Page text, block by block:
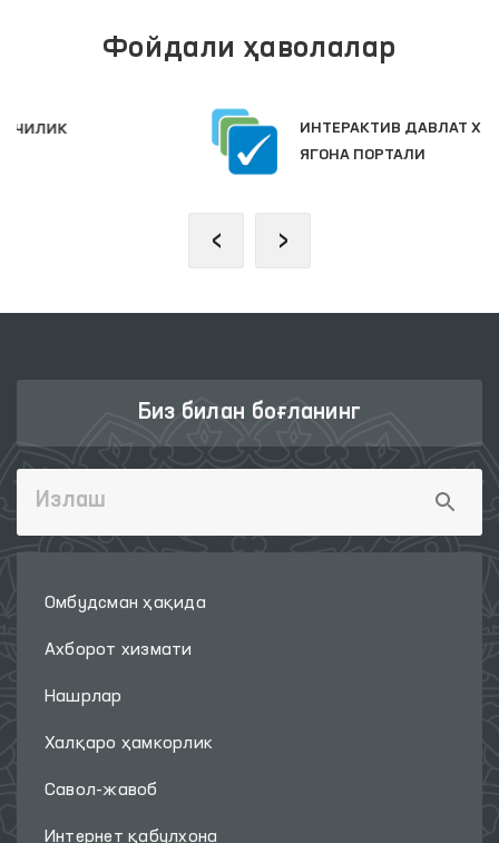
Фойдали ҳаволалар
ИНТЕРАКТИВ ДАВЛАТ ХИЗМАТЛАРИ
ЯГОНА ПОРТАЛИ
‹ ›
Биз билан боғланинг
Омбудсман ҳақида
Ахборот хизмати
Нашрлар
Халқаро ҳамкорлик
Савол-жавоб
Интернет қабулхона